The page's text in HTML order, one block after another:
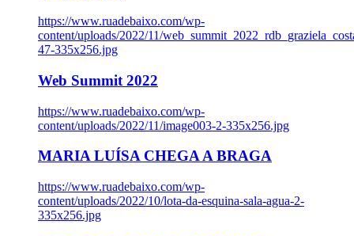
https://www.ruadebaixo.com/wp-
content/uploads/2022/11/
47-335x256.jpg
Web Summit 2022
https://www.ruadebaixo.com/wp-
content/uploads/2022/11/image003-2-335x256.jpg
MARIA LUÍSA CHEGA A BRAGA
https://www.ruadebaixo.com/wp-
content/uploads/2022/10/lota-da-esquina-sala-agua-2-
335x256.jpg